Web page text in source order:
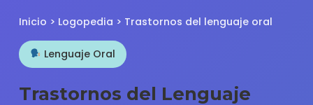
Inicio > Logopedia > Trastornos del lenguaje oral
Lenguaje Oral
Trastornos del Lenguaje